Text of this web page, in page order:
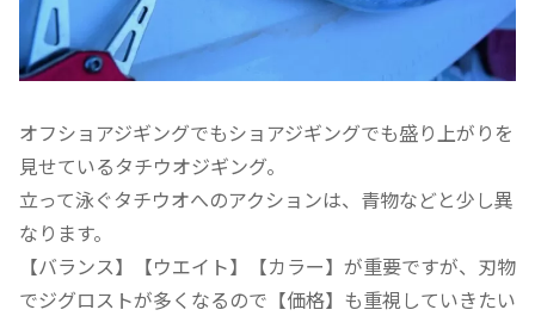
オフショアジギングでもショアジギングでも盛り上がりを
見せているタチウオジギング。
立って泳ぐタチウオへのアクションは、青物などと少し異
なります。
【バランス】【ウエイト】【カラー】が重要ですが、刃物
でジグロストが多くなるので【価格】も重視していきたい